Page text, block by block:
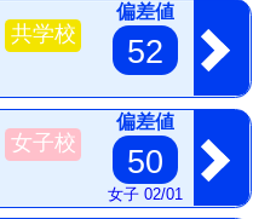
共学校
偏差値
52
女子校
偏差値
50
女子 02/01